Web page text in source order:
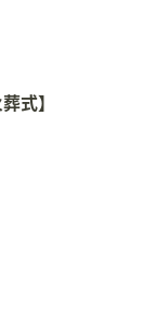
式】